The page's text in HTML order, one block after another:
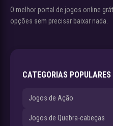
O melhor portal de jogos online
opções sem precisar baixar nada.
CATEGORIAS POPULARES
Jogos de Ação
Jogos de Quebra-cabeças